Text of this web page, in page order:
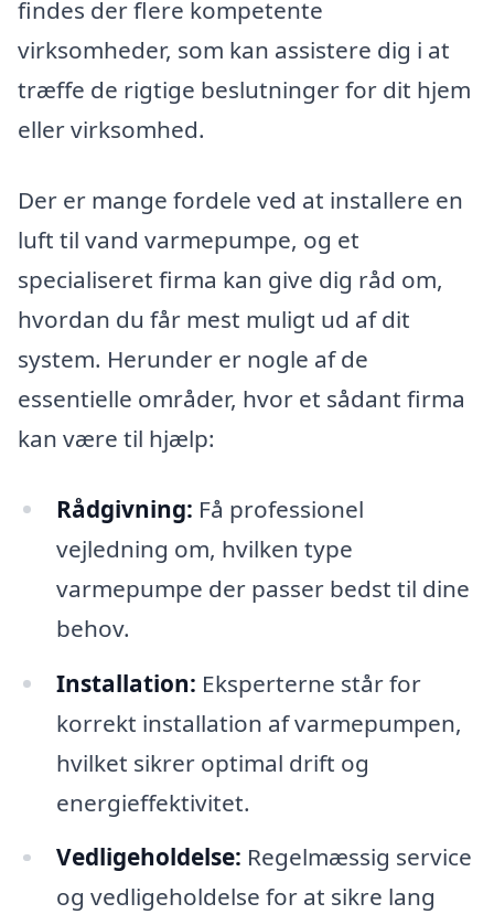
findes der flere kompetente
virksomheder, som kan assistere dig i at
træffe de rigtige beslutninger for dit hjem
eller virksomhed.
Der er mange fordele ved at installere en
luft til vand varmepumpe, og et
specialiseret firma kan give dig råd om,
hvordan du får mest muligt ud af dit
system. Herunder er nogle af de
essentielle områder, hvor et sådant firma
kan være til hjælp:
Rådgivning: Få professionel
vejledning om, hvilken type
varmepumpe der passer bedst til dine
behov.
Installation: Eksperterne står for
korrekt installation af varmepumpen,
hvilket sikrer optimal drift og
energieffektivitet.
Vedligeholdelse: Regelmæssig service
og vedligeholdelse for at sikre lang